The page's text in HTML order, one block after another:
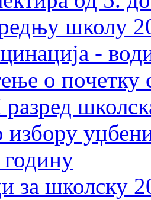
школу
-
о почетку
за школску